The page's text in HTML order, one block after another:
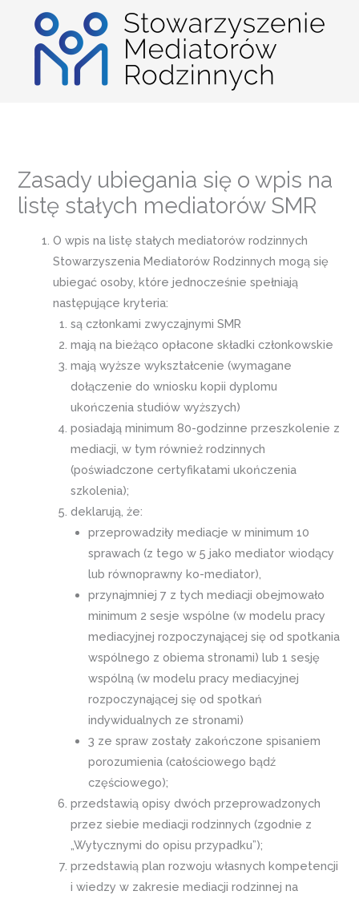
Zasady ubiegania się o wpis na
listę stałych mediatorów SMR
O wpis na listę stałych mediatorów rodzinnych
Stowarzyszenia Mediatorów Rodzinnych mogą się
ubiegać osoby, które jednocześnie spełniają
następujące kryteria:
są członkami zwyczajnymi SMR
mają na bieżąco opłacone składki członkowskie
mają wyższe wykształcenie (wymagane
dołączenie do wniosku kopii dyplomu
ukończenia studiów wyższych)
posiadają minimum 80-godzinne przeszkolenie z
mediacji, w tym również rodzinnych
(poświadczone certyfikatami ukończenia
szkolenia);
deklarują, że:
przeprowadziły mediacje w minimum 10
sprawach (z tego w 5 jako mediator wiodący
lub równoprawny ko-mediator),
przynajmniej 7 z tych mediacji obejmowało
minimum 2 sesje wspólne (w modelu pracy
mediacyjnej rozpoczynającej się od spotkania
wspólnego z obiema stronami) lub 1 sesję
wspólną (w modelu pracy mediacyjnej
rozpoczynającej się od spotkań
indywidualnych ze stronami)
3 ze spraw zostały zakończone spisaniem
porozumienia (całościowego bądź
częściowego);
przedstawią opisy dwóch przeprowadzonych
przez siebie mediacji rodzinnych (zgodnie z
„Wytycznymi do opisu przypadku”);
przedstawią plan rozwoju własnych kompetencji
i wiedzy w zakresie mediacji rodzinnej na